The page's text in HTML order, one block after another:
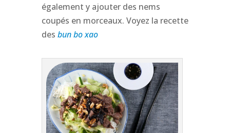
également y ajouter des nems
coupés en morceaux. Voyez la recette
des bun bo xao